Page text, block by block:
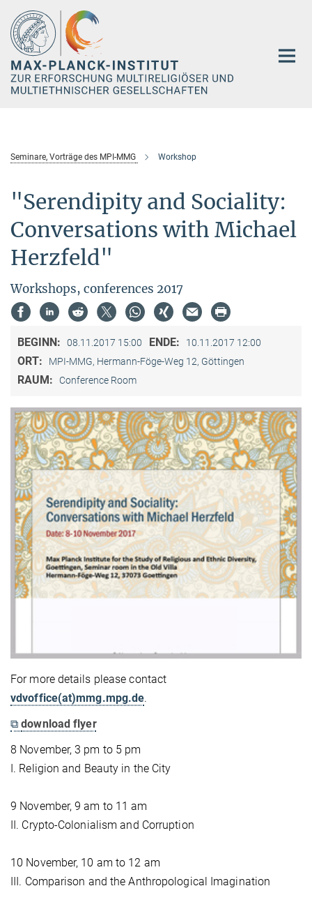
Hauptinhalt
Seminare, Vorträge des MPI-MMG Workshop
"Serendipity and Sociality:
Conversations with Michael
Herzfeld"
Workshops, conferences 2017
BEGINN: 08.11.2017 15:00 ENDE: 10.11.2017 12:00
ORT: MPI-MMG, Hermann-Föge-Weg 12, Göttingen
RAUM: Conference Room
For more details please contact
vdvoffice(at)mmg.mpg.de.
⧉download flyer
8 November, 3 pm to 5 pm
I. Religion and Beauty in the City
9 November, 9 am to 11 am
II. Crypto-Colonialism and Corruption
10 November, 10 am to 12 am
III. Comparison and the Anthropological Imagination